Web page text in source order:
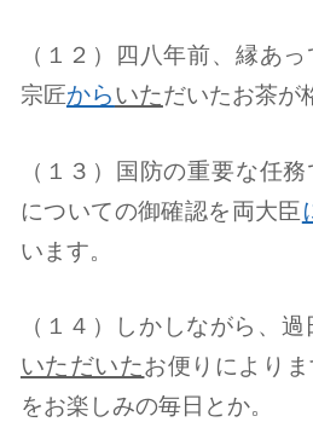
（１２）四八年前、縁あ
宗匠からいただいたお茶が
（１３）国防の重要な任
についての御確認を両大臣
います。
（１４）しかしながら、
いただいたお便りにより
をお楽しみの毎日とか。